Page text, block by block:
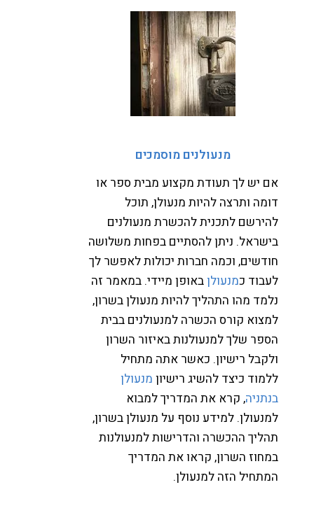
מנעולנים מוסמכים
יש לך תעודת מקצוע מבית ספר או
ותרצה להיות מנעולן, תוכל
לתכנית להכשרת מנעולנים
ניתן להסתיים בפחות משלושה
וכמה חברות יכולות לאפשר לך
מנעולן באופן מיידי. במאמר זה
מהו התהליך להיות מנעולן בשרון,
קורס הכשרה למנעולנים בבית
שלך למנעולנות באיזור השרון
רישיון. כאשר אתה מתחיל
כיצד להשיג רישיוןמנעולן
, קרא את המדריך למבוא
למידע נוסף על מנעולן בשרון,
ההכשרה והדרישות למנעולנות
השרון, קראו את המדריך
הזה למנעולן.